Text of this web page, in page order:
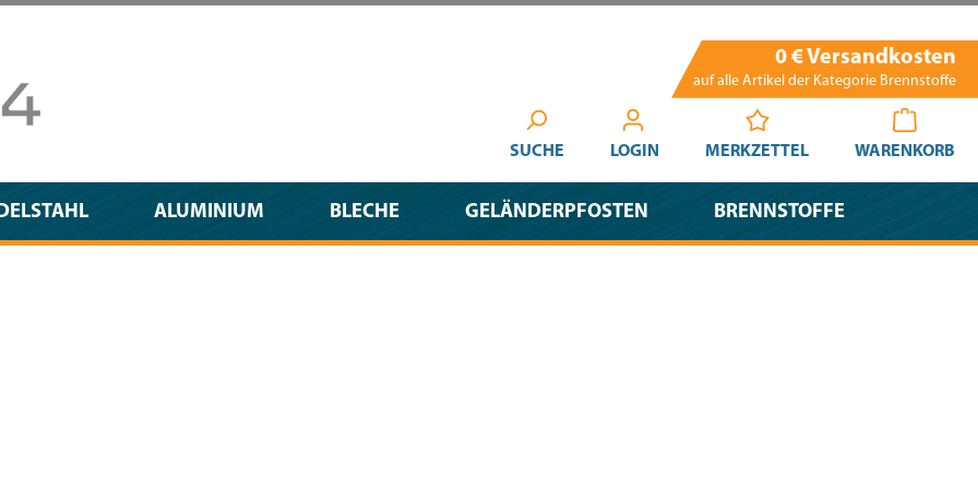
0 € Versandkosten
auf alle Artikel der Kategorie Brennstoffe
SUCHE LOGIN MERKZETTEL WARENKORB
ALUMINIUM BLECHE GELÄNDERPFOSTEN BRENNSTOFFE